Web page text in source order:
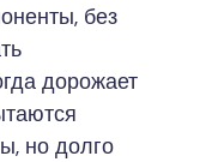
без
дорожает
но долго